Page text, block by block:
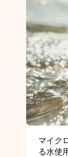
マイク
る水使